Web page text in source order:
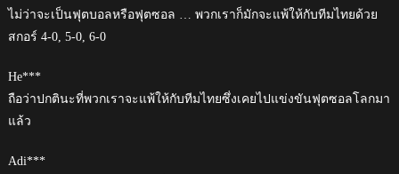
ไม่ว่าจะเป็นฟุตบอลหรือฟุตซอล … พวกเราก็มักจะแพ้ให้กับทีมไทยด้วย
สกอร์ 4-0, 5-0, 6-0
He***
ถือว่าปกตินะที่พวกเราจะแพ้ให้กับทีมไทยซึ่งเคยไปแข่งขันฟุตซอลโลกมา
แล้ว
Adi***